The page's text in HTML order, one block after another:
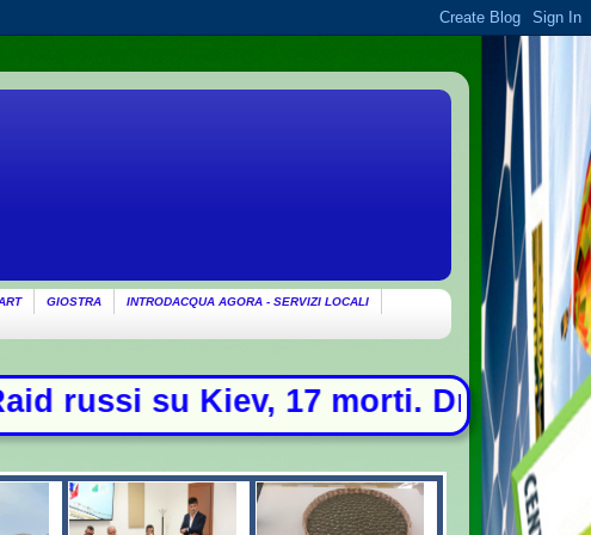
GIOSTRA
INTRODACQUA AGORA - SERVIZI LOCALI
morti. Drone con